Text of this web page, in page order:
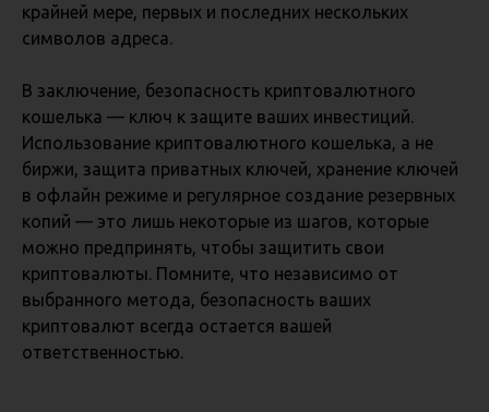
крайней мере, первых и последних нескольких
символов адреса.
В заключение, безопасность криптовалютного
кошелька — ключ к защите ваших инвестиций.
Использование криптовалютного кошелька, а не
биржи, защита приватных ключей, хранение ключей
в офлайн режиме и регулярное создание резервных
копий — это лишь некоторые из шагов, которые
можно предпринять, чтобы защитить свои
криптовалюты. Помните, что независимо от
выбранного метода, безопасность ваших
криптовалют всегда остается вашей
ответственностью.